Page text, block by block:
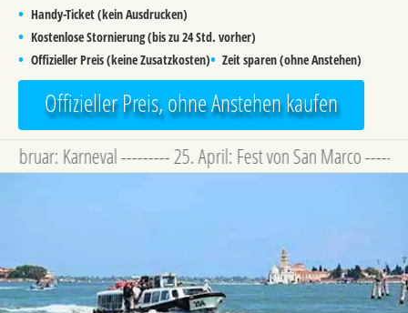
• Handy-Ticket (kein Ausdrucken)
• Kostenlose Stornierung (bis zu 24 Std. vorher)
• Offizieller Preis (keine Zusatzkosten)• Zeit sparen (ohne Anstehen)
Offizieller Preis, ohne Anstehen kaufen
Karneval --------- 25. April: Fest von San Marco --------- 9.